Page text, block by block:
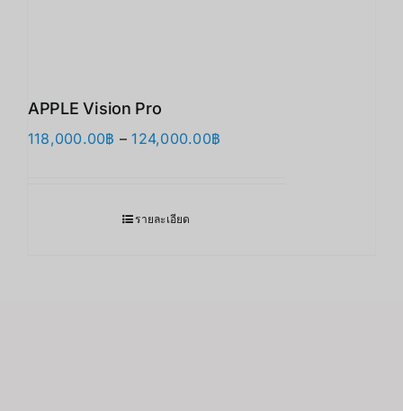
APPLE Vision Pro
118,000.00฿ – 124,000.00฿
รายละเอียด